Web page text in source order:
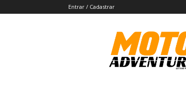
Entrar / Cadastrar
Revista
Moto
Adventure